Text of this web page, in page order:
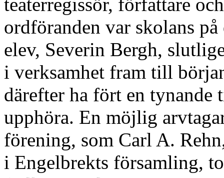
ordföranden var skolans
elev, Severin Bergh,
i verksamhet fram till
därefter ha fört en
upphöra. En möjlig
förening, som Carl A.
i Engelbrekts församling,